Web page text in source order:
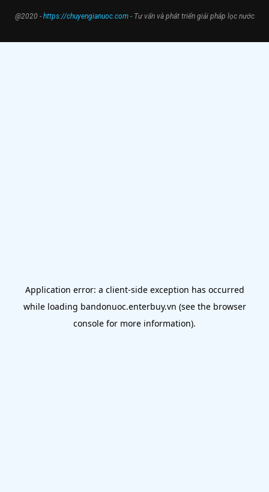
@2020 - https://chuyengianuoc.com- Tư vấn và phát triển giải pháp lọc nước